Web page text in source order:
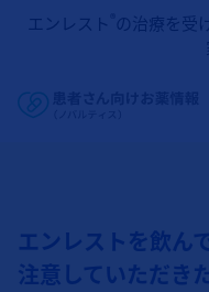
エンレスト の治療を受
Site Logo
エンレストを飲ん
注意していただき